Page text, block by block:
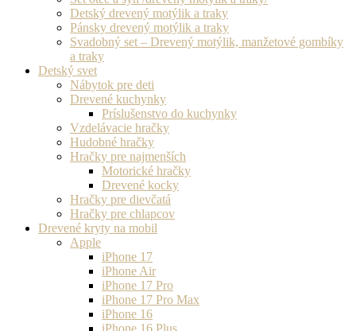
Detský drevený motýlik a traky
Pánsky drevený motýlik a traky
Svadobný set – Drevený motýlik, manžetové gombíky
a traky
Detský svet
Nábytok pre deti
Drevené kuchynky
Príslušenstvo do kuchynky
Vzdelávacie hračky
Hudobné hračky
Hračky pre najmenších
Motorické hračky
Drevené kocky
Hračky pre dievčatá
Hračky pre chlapcov
Drevené kryty na mobil
Apple
iPhone 17
iPhone Air
iPhone 17 Pro
iPhone 17 Pro Max
iPhone 16
iPhone 16 Plus